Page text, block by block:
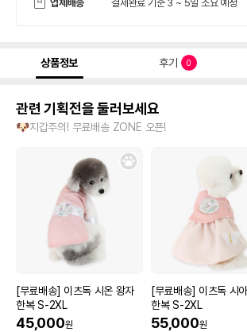
업체배송 결제완료 기준 3 ~ 5일 소요 예정
상품정보 후기 0
관련 기획전을 둘러보세요
🐶지갑주의! 무료배송 ZONE 오픈!
[무료배송] 이츠독 시온 왕자
한복 S-2XL
45,000원
[무료배송] 이츠독 시
한복 S-2XL
55,000원